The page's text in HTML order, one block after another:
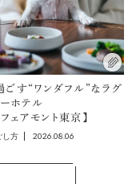
ごす“ワンダフル”なラグ
ーホテル
ェアモント東京】
し方 2026.08.06